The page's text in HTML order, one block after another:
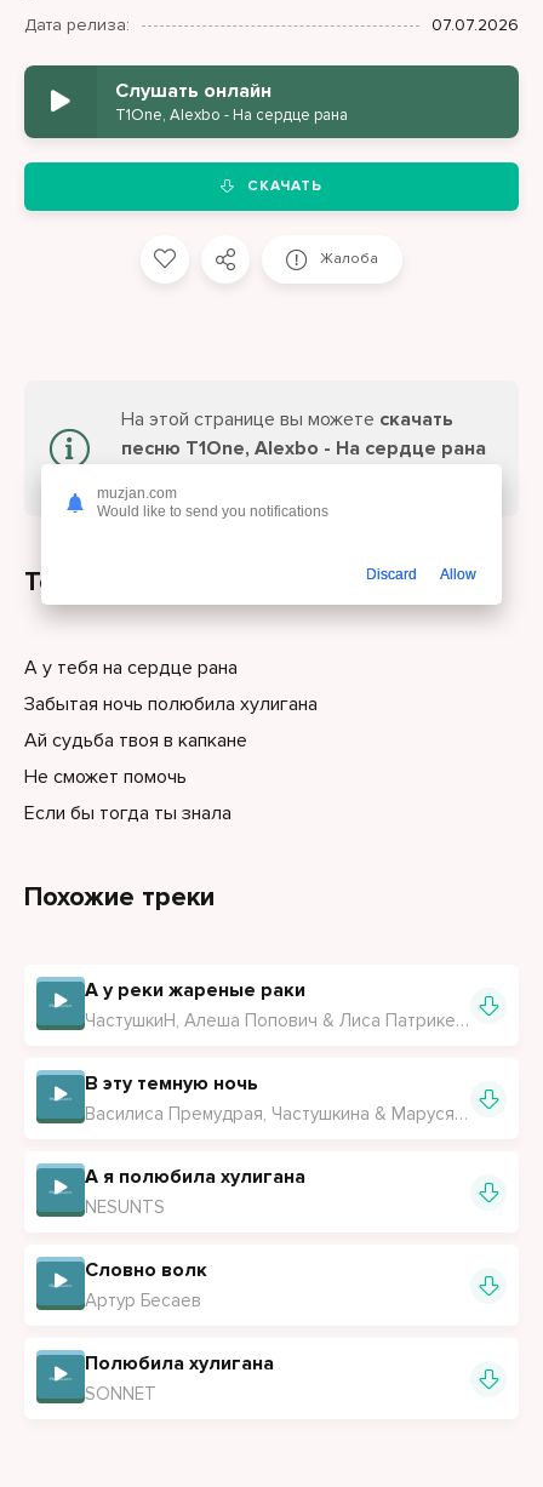
Дата релиза:
07.07.2026
Слушать онлайн
T1One, Alexbo - На сердце рана
СКАЧАТЬ
Жалоба
На этой странице вы можете скачать
песню T1One, Alexbo - На сердце рана
Текст песни
А у тебя на сердце рана
Забытая ночь полюбила хулигана
Ай судьба твоя в капкане
Не сможет помочь
Если бы тогда ты знала
Похожие треки
А у реки жареные раки
ЧастушкиН, Алеша Попович & Лиса Патрикеевна
В эту темную ночь
Василиса Премудрая, Частушкина & Маруся Онлайн
А я полюбила хулигана
NESUNTS
Словно волк
Артур Бесаев
Полюбила хулигана
SONNET
muzjan.com
Would like to send you notifications
Discard Allow